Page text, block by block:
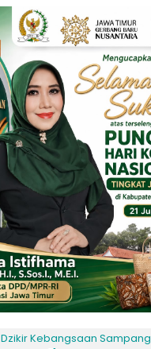
Dzikir Kebangsaan Sampang